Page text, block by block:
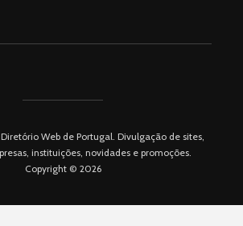
Web de Portugal. Divulgação de sites,
instituições, novidades e promoções.
Copyright © 2026